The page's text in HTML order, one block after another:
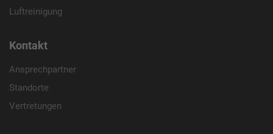
Luftreinigung
Kontakt
Ansprechpartner
Standorte
Vertretungen